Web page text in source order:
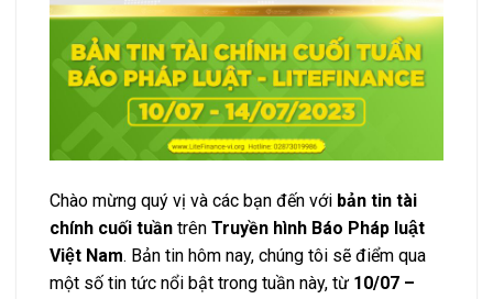
Chào mừng quý vị và các bạn đến với bản tin tài
chính cuối tuần trên Truyền hình Báo Pháp luật
Việt Nam. Bản tin hôm nay, chúng tôi sẽ điểm qua
một số tin tức nổi bật trong tuần này, từ 10/07 –